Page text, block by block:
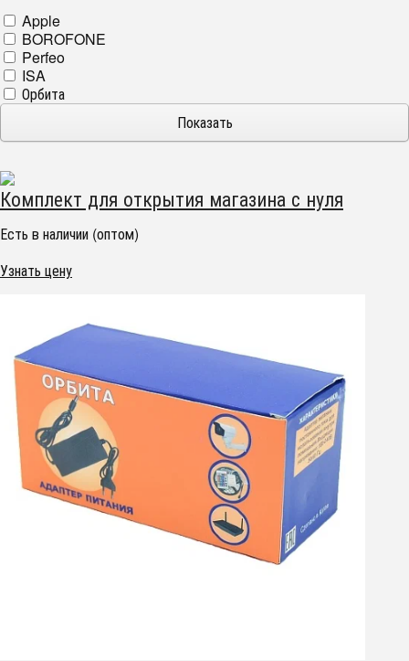
Apple
BOROFONE
Perfeo
ISA
Орбита
Комплект для открытия магазина с нуля
Есть в наличии (оптом)
Узнать цену